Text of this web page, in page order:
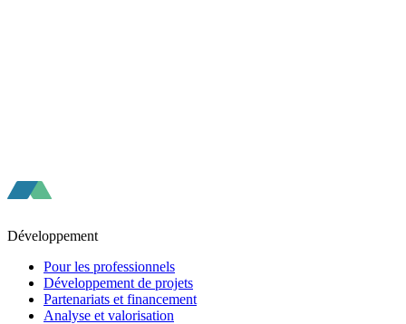
Développement
Pour les professionnels
Développement de projets
Partenariats et financement
Analyse et valorisation